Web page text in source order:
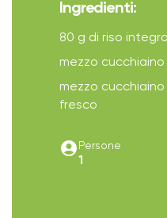
Ingredienti:
80 g di riso
mezzo
mezzo
fresco
account_circle Persone
1